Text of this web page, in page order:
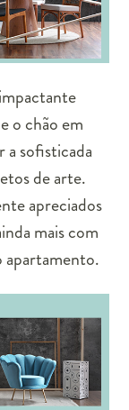
o chão em
a sofisticada
de arte.
apreciados
mais com
apartamento.